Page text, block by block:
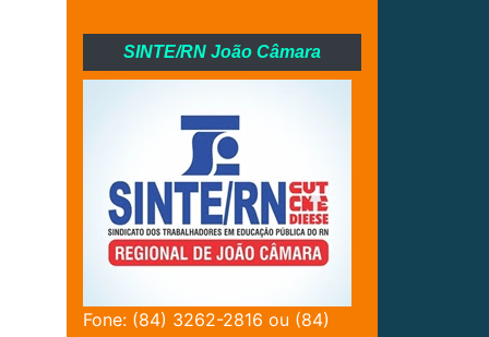
SINTE/RN João Câmara
Fone: (84) 3262-2816 ou (84)